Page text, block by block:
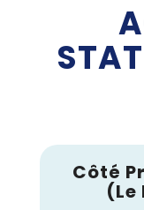
Côté